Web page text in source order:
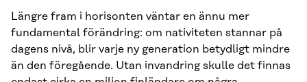
Längre fram i horisonten väntar en ännu mer
fundamental förändring: om nativiteten stannar på
dagens nivå, blir varje ny generation betydligt mindre
än den föregående. Utan invandring skulle det finnas